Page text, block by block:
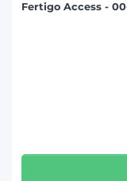
Fertigo Access -